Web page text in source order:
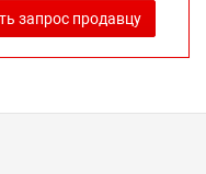
необходимую и
предлагаемом к
запрос продавцу